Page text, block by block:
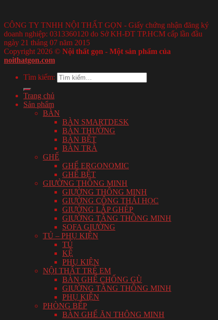
CÔNG TY TNHH NỘI THẤT GỌN - Giấy chứng nhận đăng ký
doanh nghiệp: 0313360120 do Sở KH-ĐT TP.HCM cấp lần đầu
ngày 21 tháng 07 năm 2015
Copyright 2026 © Nội thất gọn - Một sản phẩm của
noithatgon.com
Tìm kiếm:
Trang chủ
Sản phẩm
BÀN
BÀN SMARTDESK
BÀN THƯỜNG
BÀN BỆT
BÀN TRÀ
GHẾ
GHẾ ERGONOMIC
GHẾ BỆT
GIƯỜNG THÔNG MINH
GIƯỜNG THÔNG MINH
GIƯỜNG CÔNG THÁI HỌC
GIƯỜNG LẮP GHÉP
GIƯỜNG TẦNG THÔNG MINH
SOFA GIƯỜNG
TỦ – PHỤ KIỆN
TỦ
KỆ
PHỤ KIỆN
NỘI THẤT TRẺ EM
BÀN GHẾ CHỐNG GÙ
GIƯỜNG TẦNG THÔNG MINH
PHỤ KIỆN
PHÒNG BẾP
BÀN GHẾ ĂN THÔNG MINH